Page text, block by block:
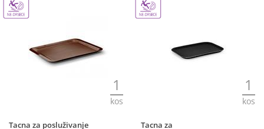
1
kos
Tacna za posluživanje
1
kos
Tacna za